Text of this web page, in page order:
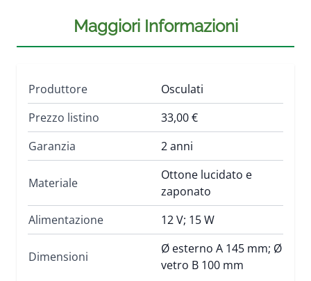
Maggiori Informazioni
Produttore
Osculati
Prezzo listino
33,00 €
Garanzia
2 anni
Materiale
Ottone lucidato e
zaponato
Alimentazione
12 V; 15 W
Dimensioni
Ø esterno A 145 mm; Ø
vetro B 100 mm